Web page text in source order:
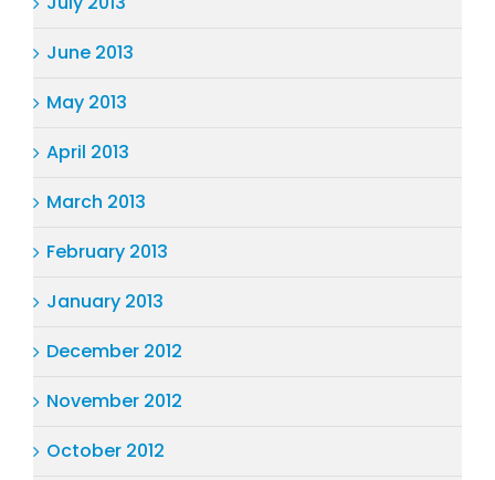
June 2013
May 2013
April 2013
March 2013
February 2013
January 2013
December 2012
November 2012
October 2012